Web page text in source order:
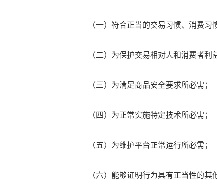
（一）符合正当的交易习惯、消费习
（二）为保护交易相对人和消费者利
（三）为满足商品安全要求所必需；
（四）为正常实施特定技术所必需；
（五）为维护平台正常运行所必需；
（六）能够证明行为具有正当性的其